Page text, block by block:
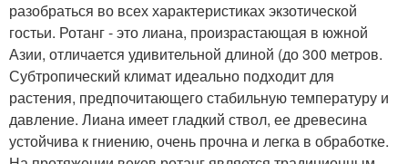
разобраться во всех характеристиках экзотической
гостьи. Ротанг - это лиана, произрастающая в южной
Азии, отличается удивительной длиной (до 300 метров.
Субтропический климат идеально подходит для
растения, предпочитающего стабильную температуру и
давление. Лиана имеет гладкий ствол, ее древесина
устойчива к гниению, очень прочна и легка в обработке.